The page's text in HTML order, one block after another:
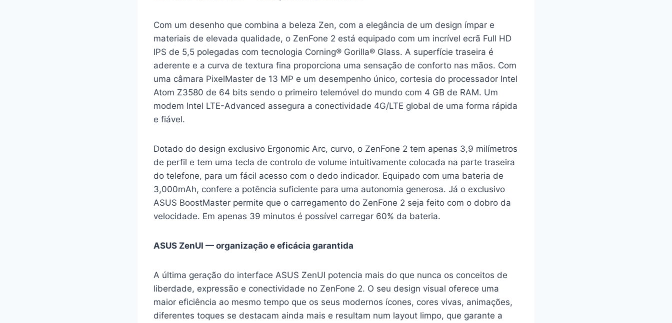
Com um desenho que combina a beleza Zen, com a elegância de um design ímpar e
materiais de elevada qualidade, o ZenFone 2 está equipado com um incrível ecrã Full HD
IPS de 5,5 polegadas com tecnologia Corning® Gorilla® Glass. A superfície traseira é
aderente e a curva de textura fina proporciona uma sensação de conforto nas mãos. Com
uma câmara PixelMaster de 13 MP e um desempenho único, cortesia do processador Intel
Atom Z3580 de 64 bits sendo o primeiro telemóvel do mundo com 4 GB de RAM. Um
modem Intel LTE-Advanced assegura a conectividade 4G/LTE global de uma forma rápida
e fiável.
Dotado do design exclusivo Ergonomic Arc, curvo, o ZenFone 2 tem apenas 3,9 milímetros
de perfil e tem uma tecla de controlo de volume intuitivamente colocada na parte traseira
do telefone, para um fácil acesso com o dedo indicador. Equipado com uma bateria de
3,000mAh, confere a potência suficiente para uma autonomia generosa. Já o exclusivo
ASUS BoostMaster permite que o carregamento do ZenFone 2 seja feito com o dobro da
velocidade. Em apenas 39 minutos é possível carregar 60% da bateria.
ASUS ZenUI — organização e eficácia garantida
A última geração do interface ASUS ZenUI potencia mais do que nunca os conceitos de
liberdade, expressão e conectividade no ZenFone 2. O seu design visual oferece uma
maior eficiência ao mesmo tempo que os seus modernos ícones, cores vivas, animações,
diferentes toques se destacam ainda mais e resultam num layout limpo, que garante a